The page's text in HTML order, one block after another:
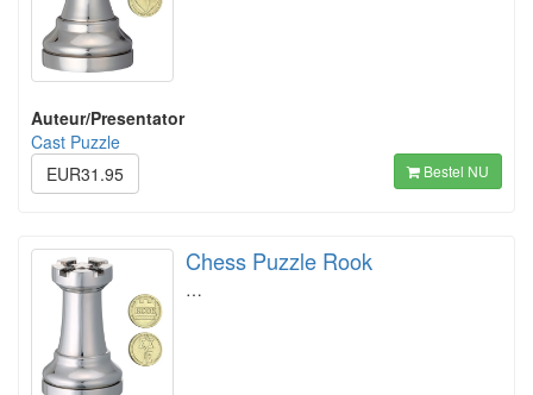
Auteur/Presentator
Cast Puzzle
EUR31.95
Bestel NU
Chess Puzzle Rook
…